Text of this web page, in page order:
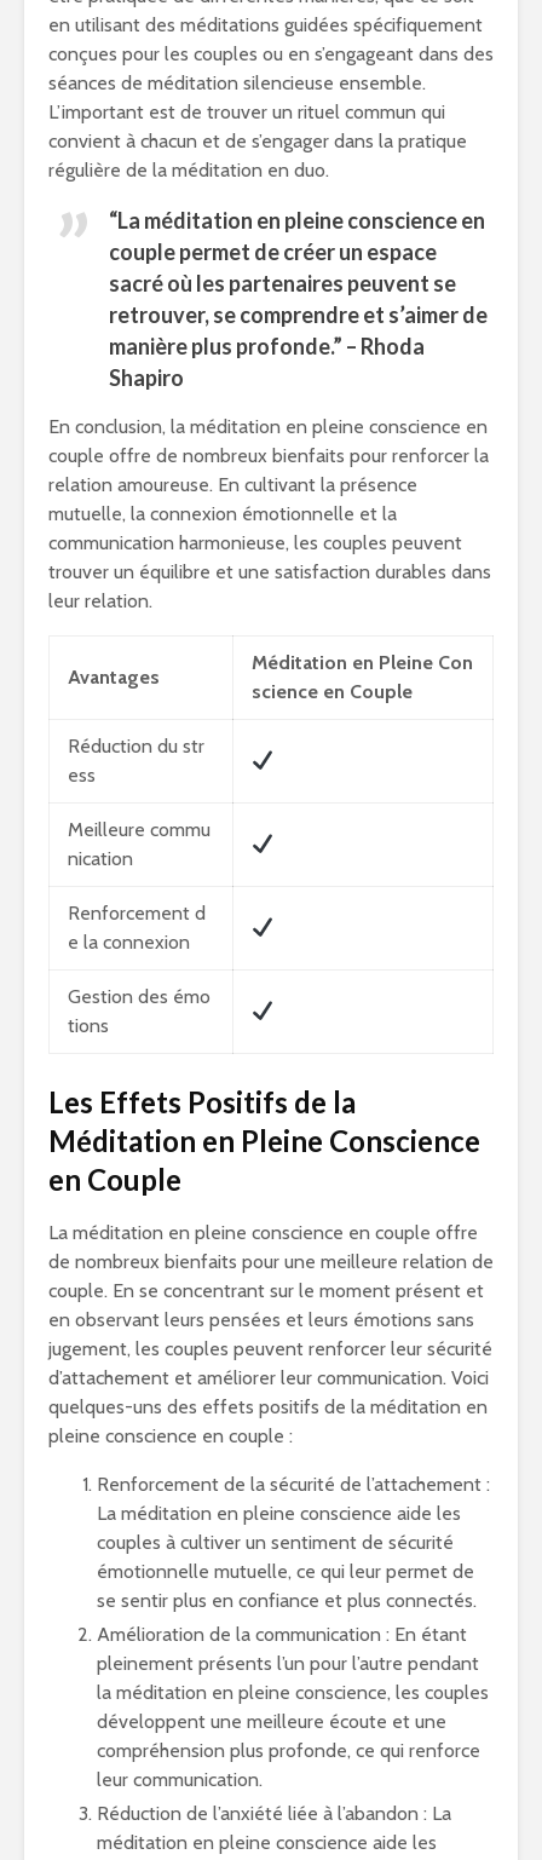
en utilisant des méditations guidées spécifiquement
conçues pour les couples ou en s’engageant dans des
séances de méditation silencieuse ensemble.
L’important est de trouver un rituel commun qui
convient à chacun et de s’engager dans la pratique
régulière de la méditation en duo.
“La méditation en pleine conscience en
couple permet de créer un espace
sacré où les partenaires peuvent se
retrouver, se comprendre et s’aimer de
manière plus profonde.” – Rhoda
Shapiro
En conclusion, la méditation en pleine conscience en
couple offre de nombreux bienfaits pour renforcer la
relation amoureuse. En cultivant la présence
mutuelle, la connexion émotionnelle et la
communication harmonieuse, les couples peuvent
trouver un équilibre et une satisfaction durables dans
leur relation.
Avantages
Méditation en Pleine Con
science en Couple
Réduction du str
ess
Meilleure commu
nication
Renforcement d
e la connexion
Gestion des émo
tions
Les Effets Positifs de la
Méditation en Pleine Conscience
en Couple
La méditation en pleine conscience en couple offre
de nombreux bienfaits pour une meilleure relation de
couple. En se concentrant sur le moment présent et
en observant leurs pensées et leurs émotions sans
jugement, les couples peuvent renforcer leur sécurité
d’attachement et améliorer leur communication. Voici
quelques-uns des effets positifs de la méditation en
pleine conscience en couple :
Renforcement de la sécurité de l’attachement :
La méditation en pleine conscience aide les
couples à cultiver un sentiment de sécurité
émotionnelle mutuelle, ce qui leur permet de
se sentir plus en confiance et plus connectés.
Amélioration de la communication : En étant
pleinement présents l’un pour l’autre pendant
la méditation en pleine conscience, les couples
développent une meilleure écoute et une
compréhension plus profonde, ce qui renforce
leur communication.
Réduction de l’anxiété liée à l’abandon : La
méditation en pleine conscience aide les